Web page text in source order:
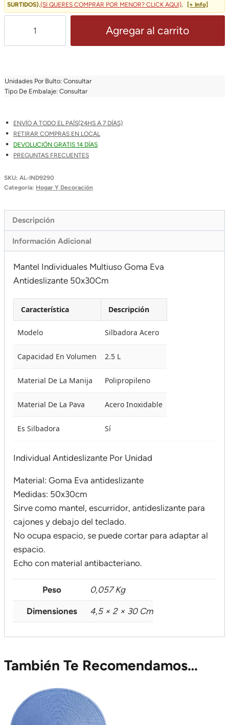
Era:
$ 2.000,00.
Es:
$ 1.319,00.
SURTIDOS).(SI QUERES COMPRAR POR MENOR? CLICK AQUI). [+ Info]
Individuales
Multiuso
Eva
Antideslizante
50x30Cm
Cantidad
Agregar al carrito
Unidades Por Bulto: Consultar
Tipo De Embalaje: Consultar
ENVÍO A TODO EL PAÍS(24HS A 7 DÍAS)
RETIRAR COMPRAS EN LOCAL
DEVOLUCIÓN GRATIS 14 DÍAS
PREGUNTAS FRECUENTES
SKU: AL-IND9290
Categoría: Hogar Y Decoración
Descripción
Información Adicional
Mantel Individuales Multiuso Goma Eva
Antideslizante 50x30Cm
Característica Descripción
Modelo Silbadora Acero
Capacidad En Volumen 2.5 L
Material De La Manija Polipropileno
Material De La Pava Acero Inoxidable
Es Silbadora Sí
Individual Antideslizante Por Unidad
Material: Goma Eva antideslizante
Medidas: 50x30cm
Sirve como mantel, escurridor, antideslizante para
cajones y debajo del teclado.
No ocupa espacio, se puede cortar para adaptar al
espacio.
Echo con material antibacteriano.
Peso 0,057 Kg
Dimensiones 4,5 × 2 × 30 Cm
También Te Recomendamos…